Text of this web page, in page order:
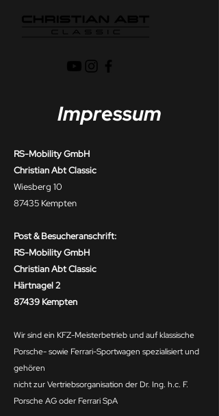
Impressum
RS-Mobility GmbH
Christian Abt Classic
Wiesberg 10
87435 Kempten
Post & Besucheranschrift:
RS-Mobility GmbH
Christian Abt Classic
Härtnagel 2
87439 Kempten
Wir sind ein KFZ-Meisterbetrieb und auf klassische
Porsche- sowie Ferrari-Sportwagen spezialisiert und
gehören
nichtzur Vertriebsorganisation der Dr. Ing. h.c. F.
Porsche AG oder Ferrari SpA